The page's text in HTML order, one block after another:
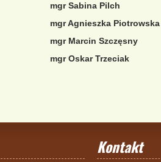
mgr Sabina Pilch
mgr Agnieszka Piotrowska
mgr Marcin Szczęsny
mgr Oskar Trzeciak
Kontakt